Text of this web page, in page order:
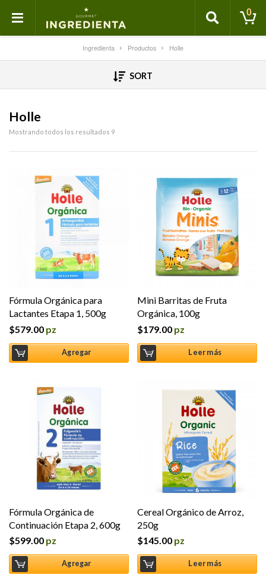
0
Ingredienta Productos Holle
SORT
Holle
Mostrando todos los resultados 9
Fórmula Orgánica para
Lactantes Etapa 1, 500g
$579.00 pz
Agregar
Mini Barritas de Fruta
Orgánica, 100g
$179.00 pz
Leer más
Fórmula Orgánica de
Continuación Etapa 2, 600g
$599.00 pz
Agregar
Cereal Orgánico de Arroz,
250g
$145.00 pz
Leer más